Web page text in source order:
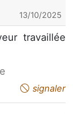
13/10/2025
travaillée
signaler